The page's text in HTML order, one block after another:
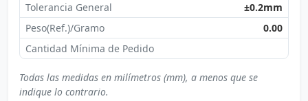
Tolerancia General
±0.2mm
Peso(Ref.)/Gramo
0.00
Cantidad Mínima de Pedido
Todas las medidas en milímetros (mm), a menos que se
indique lo contrario.